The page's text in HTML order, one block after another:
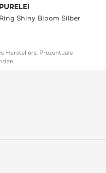
PURELEI
Ring Shiny Bloom Silber
Herstellers. Prozentuale